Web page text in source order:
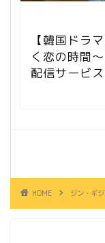
【韓国ドラ
く恋の時間
配信サービ
HOME ジン・ギ